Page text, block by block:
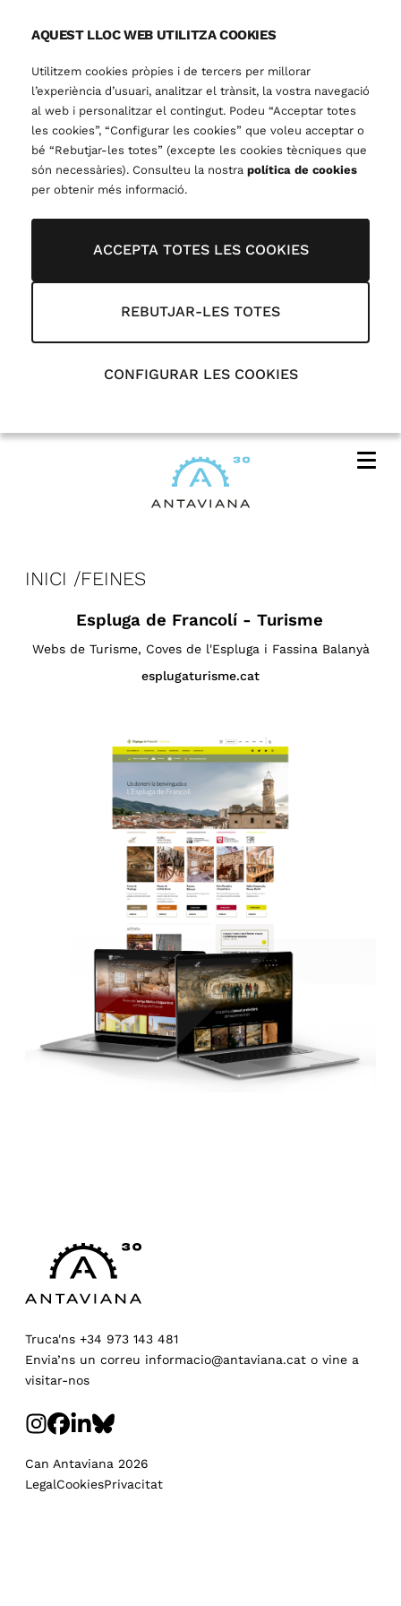
AQUEST LLOC WEB UTILITZA COOKIES
Utilitzem cookies pròpies i de tercers per millorar
l’experiència d’usuari, analitzar el trànsit, la vostra navegació
al web i personalitzar el contingut. Podeu “Acceptar totes
les cookies”, “Configurar les cookies” que voleu acceptar o
bé “Rebutjar-les totes” (excepte les cookies tècniques que
són necessàries). Consulteu la nostra política de cookies
per obtenir més informació.
ACCEPTA TOTES LES COOKIES
REBUTJAR-LES TOTES
CONFIGURAR LES COOKIES
INICI FEINES
Espluga de Francolí - Turisme
Webs de Turisme, Coves de l'Espluga i Fassina Balanyà
esplugaturisme.cat
Truca'ns +34 973 143 481
Envia’ns un correu informacio@antaviana.cat o vine a
visitar-nos
Can Antaviana 2026
LegalCookiesPrivacitat